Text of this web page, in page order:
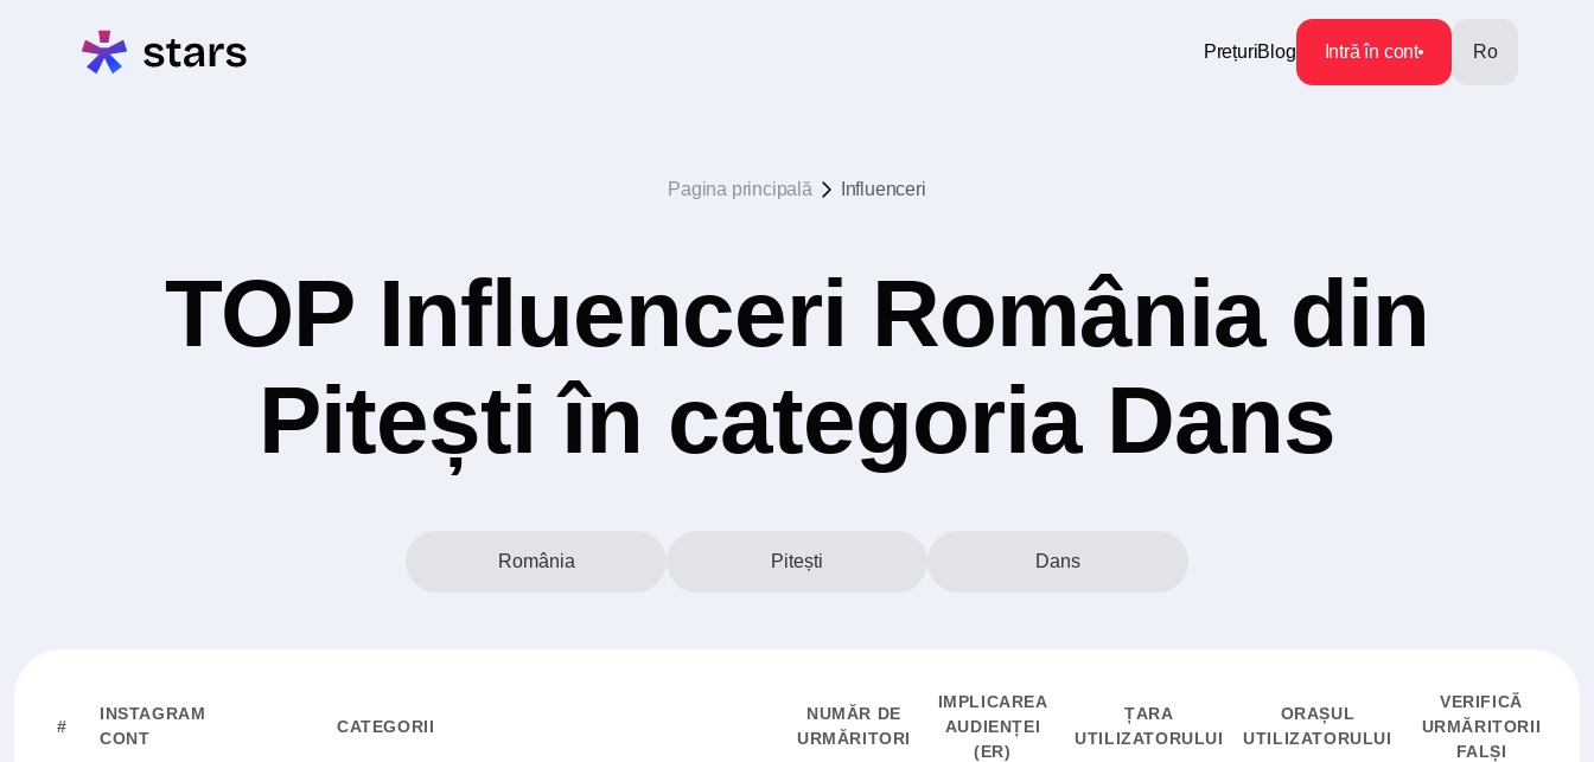
PrețuriBlog Intră în cont Ro
Pagina principală Influenceri
TOP Influenceri România din
Pitești în categoria Dans
România Pitești Dans
#
INSTAGRAM
CONT
CATEGORII
NUMĂR DE
URMĂRITORI
IMPLICAREA
AUDIENȚEI
(ER)
ȚARA
UTILIZATORULUI
ORAȘUL
UTILIZATORULUI
VERIFICĂ
URMĂRITORII
FALȘI